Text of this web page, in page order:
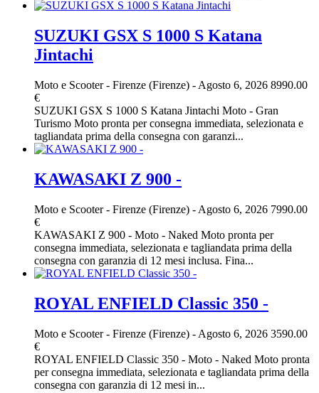
SUZUKI GSX S 1000 S Katana
Jintachi
Moto e Scooter- Firenze (Firenze) - Agosto 6, 2026 8990.00
€
SUZUKI GSX S 1000 S Katana Jintachi Moto - Gran
Turismo Moto pronta per consegna immediata, selezionata e
tagliandata prima della consegna con garanzi...
KAWASAKI Z 900 -
Moto e Scooter- Firenze (Firenze) - Agosto 6, 2026 7990.00
€
KAWASAKI Z 900 - Moto - Naked Moto pronta per
consegna immediata, selezionata e tagliandata prima della
consegna con garanzia di 12 mesi inclusa. Fina...
ROYAL ENFIELD Classic 350 -
Moto e Scooter- Firenze (Firenze) - Agosto 6, 2026 3590.00
€
ROYAL ENFIELD Classic 350 - Moto - Naked Moto pronta
per consegna immediata, selezionata e tagliandata prima della
consegna con garanzia di 12 mesi in...